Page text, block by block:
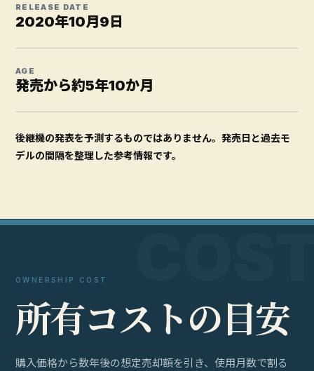
RELEASE DATE
2020年10月9日
AGE
発売から約5年10か月
後継機の発表を予測するものではありません。発売日と過去モ
デルの間隔を整理した参考情報です。
OWNERSHIP COST
所有コス トの目安
購入価格から数年後の想定売却額を引き、使用月数で割る